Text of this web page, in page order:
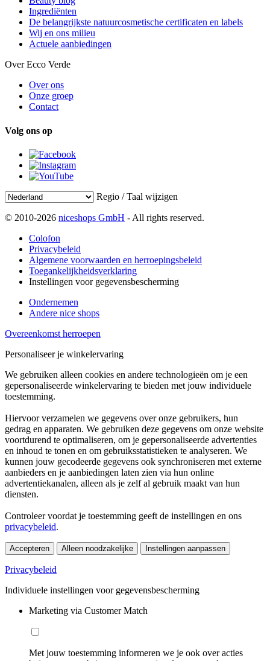
Ingrediënten
De belangrijkste natuurcosmetische certificaten en labels
Wij en ons milieu
Actuele aanbiedingen
Over Ecco Verde
Over ons
Onze groep
Contact
Volg ons op
Regio / Taal wijzigen
© 2010-2026 niceshops GmbH - All rights reserved.
Colofon
Privacybeleid
Algemene voorwaarden en herroepingsbeleid
Toegankelijkheidsverklaring
Instellingen voor gegevensbescherming
Ondernemen
Andere nice shops
Overeenkomst herroepen
Personaliseer je winkelervaring
We gebruiken alleen cookies en andere technologieën om je een
gepersonaliseerde winkelervaring te bieden met jouw individuele
toestemming.
Hiervoor verzamelen we gegevens over onze gebruikers, hun
gedrag en apparaten. We gebruiken deze gegevens om onze website
voortdurend te optimaliseren, om je gepersonaliseerde advertenties
en inhoud te tonen en om gebruiksstatistieken te analyseren. We
kunnen jouw gecodeerde gegevens ook synchroniseren met externe
aanbieders en je aanbiedingen laten zien via hun online
advertentiekanalen, alleen als je zelf al gebruik maakt van hun
diensten.
Controleer voordat je toestemming geeft de instellingen en ons
privacybeleid.
Accepteren Alleen noodzakelijke Instellingen aanpassen
Privacybeleid
Individuele instellingen voor gegevensbescherming
Marketing via Customer Match
Met jouw toestemming informeren we je ook over acties